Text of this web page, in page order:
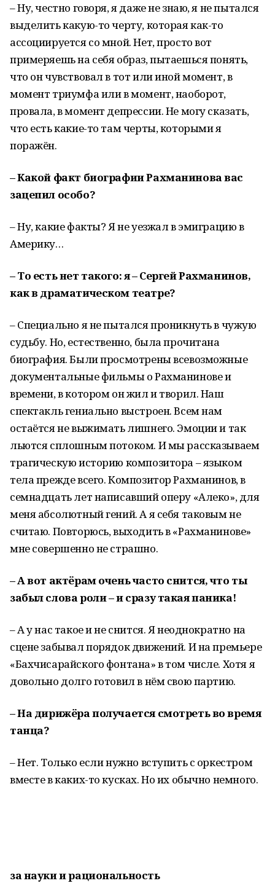
– Ну, честно говоря, я даже не знаю, я не пытался
выделить какую-то черту, которая как-то
ассоциируется со мной. Нет, просто вот
примеряешь на себя образ, пытаешься понять,
что он чувствовал в тот или иной момент, в
момент триумфа или в момент, наоборот,
провала, в момент депрессии. Не могу сказать,
что есть какие-то там черты, которыми я
поражён.
– Какой факт биографии Рахманинова вас
зацепил особо?
– Ну, какие факты? Я не уезжал в эмиграцию в
Америку…
– То есть нет такого: я – Сергей Рахманинов,
как в драматическом театре?
– Специально я не пытался проникнуть в чужую
судьбу. Но, естественно, была прочитана
биография. Были просмотрены всевозможные
документальные фильмы о Рахманинове и
времени, в котором он жил и творил. Наш
спектакль гениально выстроен. Всем нам
остаётся не выжимать лишнего. Эмоции и так
льются сплошным потоком. И мы рассказываем
трагическую историю композитора – языком
тела прежде всего. Композитор Рахманинов, в
семнадцать лет написавший оперу «Алеко», для
меня абсолютный гений. А я себя таковым не
считаю. Повторюсь, выходить в «Рахманинове»
мне совершенно не страшно.
– А вот актёрам очень часто снится, что ты
забыл слова роли – и сразу такая паника!
– А у нас такое и не снится. Я неоднократно на
сцене забывал порядок движений. И на премьере
«Бахчисарайского фонтана» в том числе. Хотя я
довольно долго готовил в нём свою партию.
– На дирижёра получается смотреть во время
танца?
– Нет. Только если нужно вступить с оркестром
вместе в каких-то кусках. Но их обычно немного.
за науки и рациональность